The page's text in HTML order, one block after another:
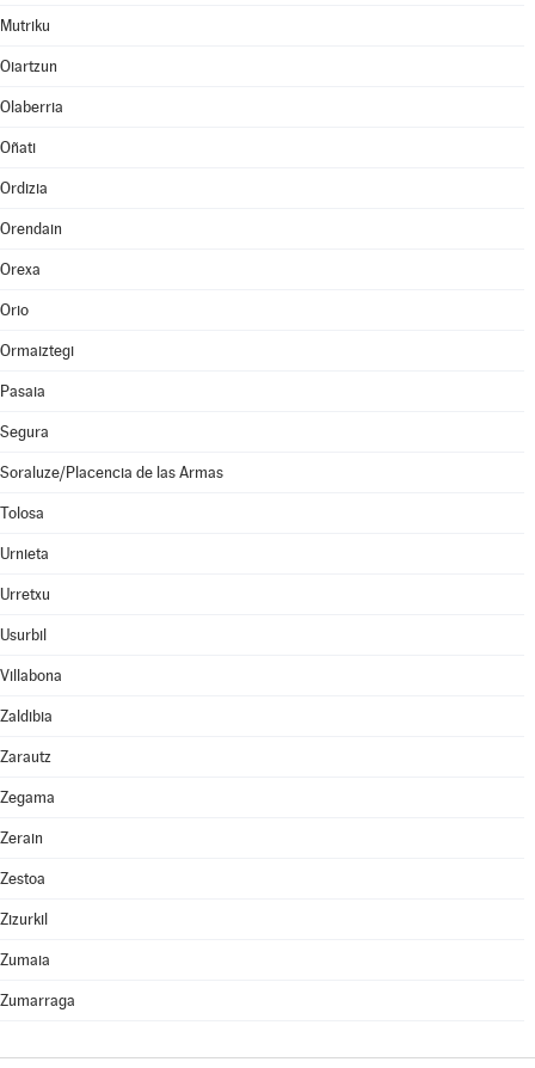
Mutriku
Oiartzun
Olaberria
Oñati
Ordizia
Orendain
Orexa
Orio
Ormaiztegi
Pasaia
Segura
Soraluze/Placencia de las Armas
Tolosa
Urnieta
Urretxu
Usurbil
Villabona
Zaldibia
Zarautz
Zegama
Zerain
Zestoa
Zizurkil
Zumaia
Zumarraga